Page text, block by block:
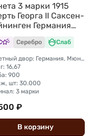
3 марки 1915
Георга II Саксен-
Германия
ННР MS 65
Серебро Слаб
Монетный двор: Германия, Мюнхен
16,67
900
шт: 30.000
3 марки
₽
В корзину